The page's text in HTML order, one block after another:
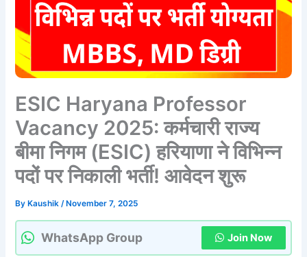
ESIC Haryana Professor
Vacancy 2025: कर्मचारी राज्य
बीमा निगम (ESIC) हरियाणा ने विभिन्न
पदों पर निकाली भर्ती! आवेदन शुरू
By Kaushik/ November 7, 2025
WhatsApp Group Join Now